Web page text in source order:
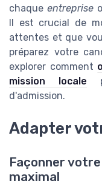
chaque entreprise
Il est crucial de
attentes et que
préparez votre
explorer comment
mission locale
d'admission.
Adapter
Façonner
maximal